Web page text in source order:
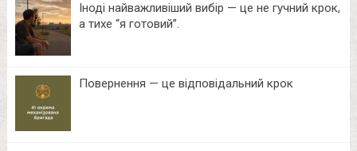
Іноді найважливіший вибір — це не гучний крок,
а тихе “я готовий”.
Повернення — це відповідальний крок